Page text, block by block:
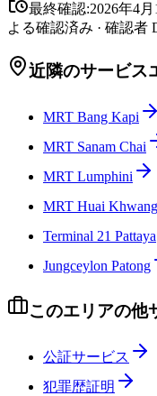
最終確認:2026年4月
よる確認済み · 確認者
近隣のサービス
MRT Bang Kapi
MRT Sanam Chai
MRT Lumphini
MRT Huai Khwang
Terminal 21 Pattaya
Jungceylon Patong
このエリアの他
公証サービス
犯罪歴証明